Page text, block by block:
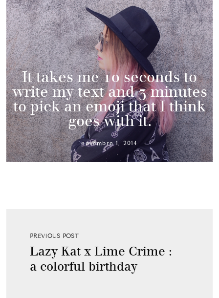
It takes me 10 seconds to
write my text and 3 minutes
to pick an emoji that I think
goes with it.
novembre 1, 2014
PREVIOUS POST
Lazy Kat x Lime Crime :
a colorful birthday